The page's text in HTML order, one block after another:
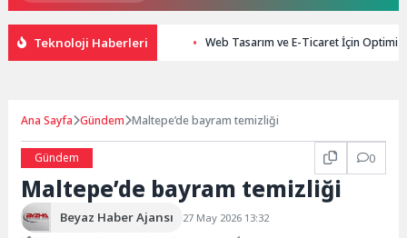
Teknoloji Haberleri Web Tasarım ve E-Ticaret İçin
Ana Sayfa Gündem Maltepe’de bayram temizliği
Gündem 0
Maltepe’de bayram temizliği
Beyaz Haber Ajansı
27 May 2026 13:32